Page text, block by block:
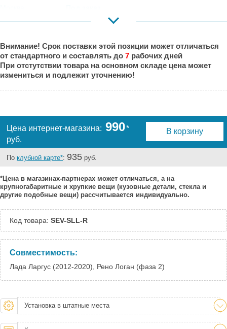
Порт:
Великий Новгород: Под заказ
Краснодар:
Под заказ
Челябинск:
Под заказ
Внимание! Срок поставки этой позиции может отличаться
от стандартного и составлять до 7 рабочих дней
При отстутствии товара на основном складе цена может
измениться и подлежит уточнению!
Цена интернет-магазина: 990*
руб.
В корзину
По клубной карте*: 935 руб.
*Цена в магазинах-партнерах может отличаться, а на
крупногабаритные и хрупкие вещи (кузовные детали, стекла и
другие подобные вещи) рассчитывается индивидуально.
Код товара: SEV-SLL-R
Совместимость:
Лада Ларгус (2012-2020), Рено Логан (фаза 2)
Установка в штатные места